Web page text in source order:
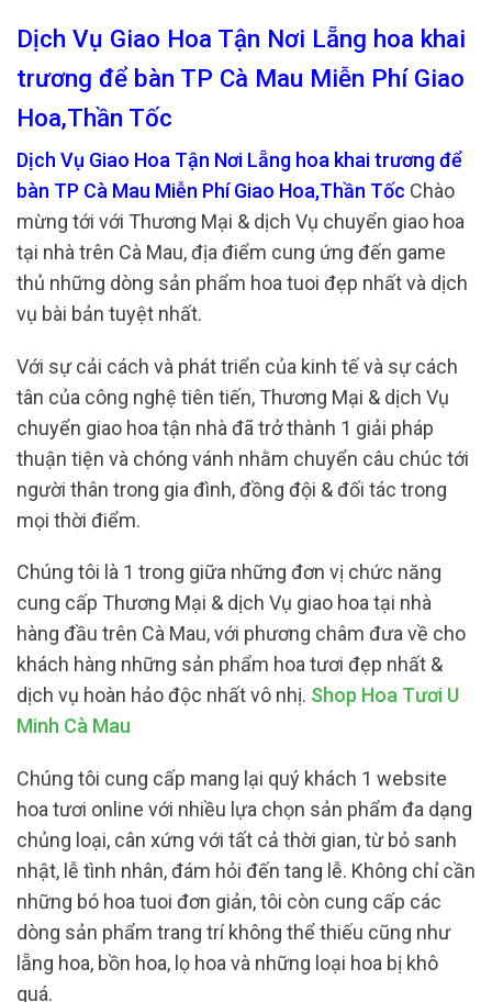
Dịch Vụ Giao Hoa Tận Nơi Lẵng hoa khai
trương để bàn TP Cà Mau Miễn Phí Giao
Hoa,Thần Tốc
Dịch Vụ Giao Hoa Tận Nơi Lẵng hoa khai trương để
bàn TP Cà Mau Miễn Phí Giao Hoa,Thần Tốc Chào
mừng tới với Thương Mại & dịch Vụ chuyển giao hoa
tại nhà trên Cà Mau, địa điểm cung ứng đến game
thủ những dòng sản phẩm hoa tuoi đẹp nhất và dịch
vụ bài bản tuyệt nhất.
Với sự cải cách và phát triển của kinh tế và sự cách
tân của công nghệ tiên tiến, Thương Mại & dịch Vụ
chuyển giao hoa tận nhà đã trở thành 1 giải pháp
thuận tiện và chóng vánh nhằm chuyển câu chúc tới
người thân trong gia đình, đồng đội & đối tác trong
mọi thời điểm.
Chúng tôi là 1 trong giữa những đơn vị chức năng
cung cấp Thương Mại & dịch Vụ giao hoa tại nhà
hàng đầu trên Cà Mau, với phương châm đưa về cho
khách hàng những sản phẩm hoa tươi đẹp nhất &
dịch vụ hoàn hảo độc nhất vô nhị. Shop Hoa Tươi U
Minh Cà Mau
Chúng tôi cung cấp mang lại quý khách 1 website
hoa tươi online với nhiều lựa chọn sản phẩm đa dạng
chủng loại, cân xứng với tất cả thời gian, từ bỏ sanh
nhật, lễ tình nhân, đám hỏi đến tang lễ. Không chỉ cần
những bó hoa tuoi đơn giản, tôi còn cung cấp các
dòng sản phẩm trang trí không thể thiếu cũng như
lẵng hoa, bồn hoa, lọ hoa và những loại hoa bị khô
quá.